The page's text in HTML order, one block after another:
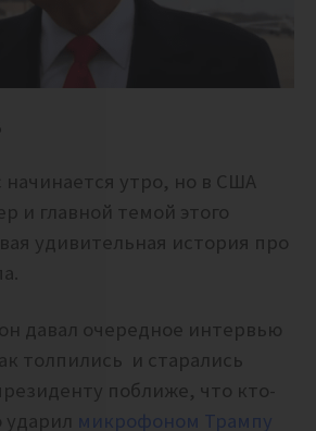
начинается утро, но в США
и главной темой этого
удивительная история про
давал очередное интервью
толпились и старались
поближе, что кто-
микрофоном Трампу